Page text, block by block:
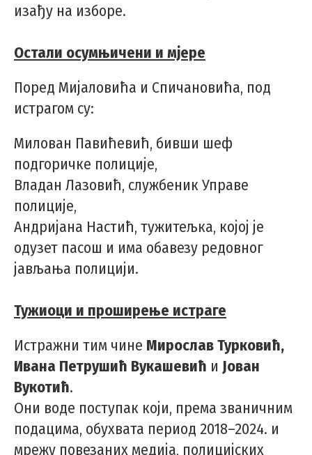
изађу на изборе.
Остали осумњичени и мјере
Поред Мијаловића и Спичановића, под
истрагом су:
Милован Павићевић, бивши шеф
подгоричке полиције,
Владан Лазовић, службеник Управе
полиције,
Андријана Настић, тужитељка, којој је
одузет пасош и има обавезу редовног
јављања полицији.
Тужиоци и проширење истраге
Истражни тим чине Мирослав Турковић,
Ивана Петрушић Вукашевић и Јован
Вукотић.
Они воде поступак који, према званичним
подацима, обухвата период 2018–2024. и
мрежу повезаних медија, полицијских